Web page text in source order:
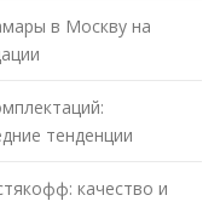
в Москву на
тенденции
качество и